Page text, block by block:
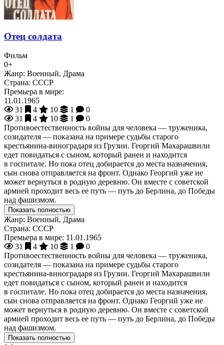
Отец солдата
Фильм
0+
Жанр: Военный, Драма
Страна: СССР
Премьера в мире:
11.01.1965
31
4 10 1
0
31
4 10 1
0
Противоестественность войны для человека — труженика,
созидателя — показана на примере судьбы старого
крестьянина-виноградаря из Грузии. Георгий Махарашвили
едет повидаться с сыном, который ранен и находится
в госпитале. Но пока отец добирается до места назначения,
сын снова отправляется на фронт. Однако Георгий уже не
может вернуться в родную деревню. Он вместе с советской
армией проходит весь ее путь — путь до Берлина, до Победы
над фашизмом.
Показать полностью
Жанр: Военный, Драма
Страна: СССР
Премьера в мире: 11.01.1965
31
4 10 1
0
Противоестественность войны для человека — труженика,
созидателя — показана на примере судьбы старого
крестьянина-виноградаря из Грузии. Георгий Махарашвили
едет повидаться с сыном, который ранен и находится
в госпитале. Но пока отец добирается до места назначения,
сын снова отправляется на фронт. Однако Георгий уже не
может вернуться в родную деревню. Он вместе с советской
армией проходит весь ее путь — путь до Берлина, до Победы
над фашизмом.
Показать полностью